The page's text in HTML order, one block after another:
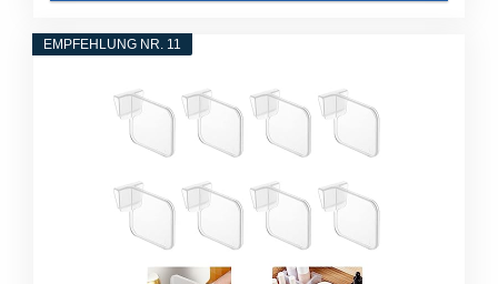
EMPFEHLUNG NR. 11